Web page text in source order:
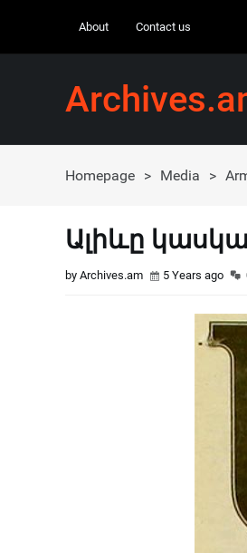
About Contact us
Homepage > Media >
Ալիևը
by Archives.am 5 Years ago